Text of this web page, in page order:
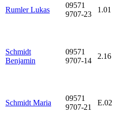
Rumler Lukas
09571
9707-23
1.01
Schmidt
Benjamin
09571
9707-14
2.16
Schmidt Maria
09571
9707-21
E.02